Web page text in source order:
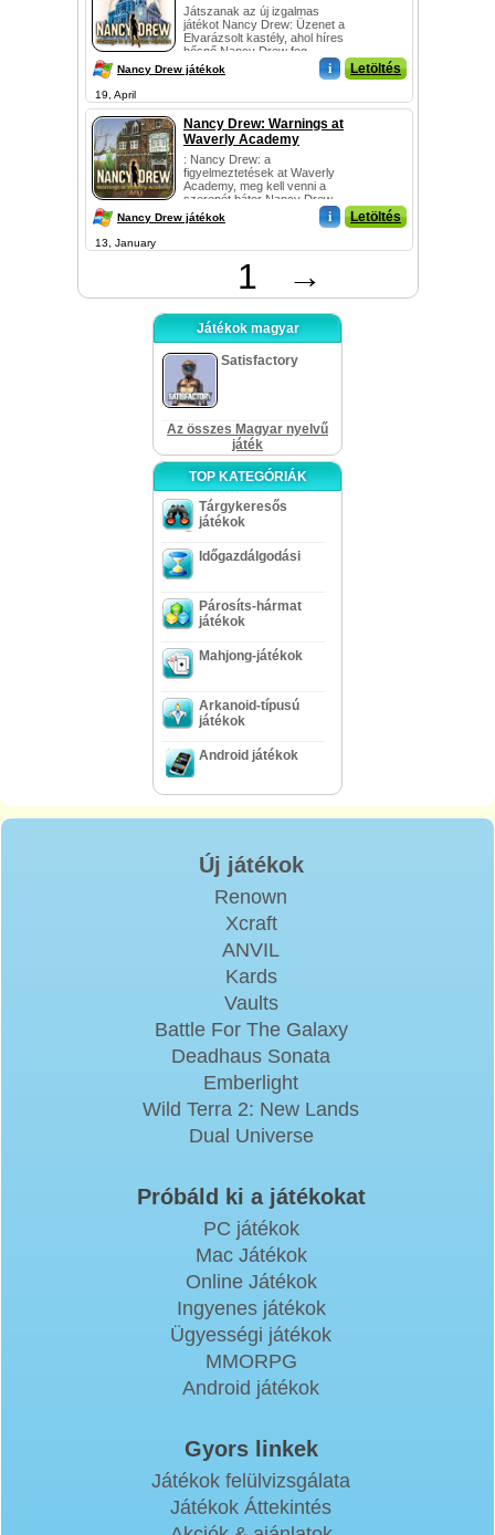
Játszanak az új izgalmas
játékot Nancy Drew: Üzenet a
Elvarázsolt kastély, ahol híres
hősnő Nancy Drew fog
keresni új, izgalmas kalandok!
Most fo...
Nancy Drew játékok i Letöltés
19, April
Nancy Drew: Warnings at
Waverly Academy
: Nancy Drew: a
figyelmeztetések at Waverly
Academy, meg kell venni a
szerepét bátor Nancy Drew,
mikor megy egy híres titkos
lány kollégiumban le...
Nancy Drew játékok i Letöltés
13, January
1 →
Játékok magyar
Satisfactory
Az összes Magyar nyelvű
játék
TOP KATEGÓRIÁK
Tárgykeresős
játékok
Időgazdálgodási
Párosíts-hármat
játékok
Mahjong-játékok
Arkanoid-típusú
játékok
Android játékok
Új játékok
Renown
Xcraft
ANVIL
Kards
Vaults
Battle For The Galaxy
Deadhaus Sonata
Emberlight
Wild Terra 2: New Lands
Dual Universe
Próbáld ki a játékokat
PC játékok
Mac Játékok
Online Játékok
Ingyenes játékok
Ügyességi játékok
MMORPG
Android játékok
Gyors linkek
Játékok felülvizsgálata
Játékok Áttekintés